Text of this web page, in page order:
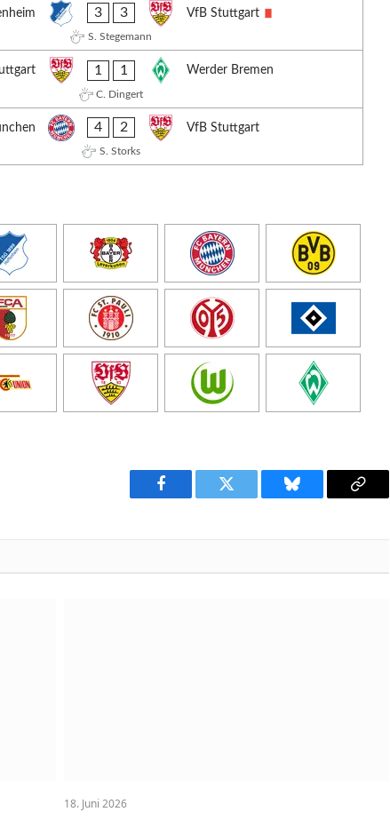
3 3 VfB Stuttgart
S. Stegemann
1 1 Werder Bremen
C. Dingert
4 2 VfB Stuttgart
S. Storks
Facebook Twitter Bluesky
Copy
18. Juni 2026